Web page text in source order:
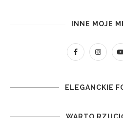
INNE MOJE
ELEGANCKIE
WARTO